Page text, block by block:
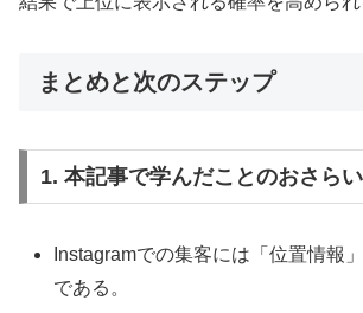
まとめと次のステップ
1. 本記事で学んだことのおさらい
Instagramでの集客には「位置情報
である。